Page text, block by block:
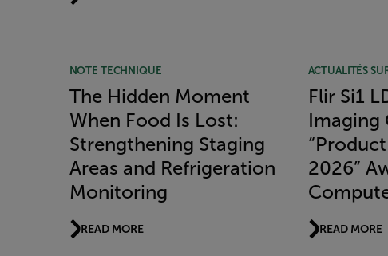
NOTE TECHNIQUE
The Hidden Moment
When Food Is Lost:
Strengthening Staging
Areas and Refrigeration
Monitoring
READ MORE
ACTUALITÉS
Flir Si1
Imaging
2026”
READ MORE